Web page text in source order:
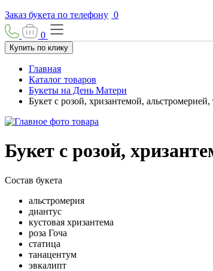
Заказ букета по телефону 0
0
Купить по клику
Главная
Каталог товаров
Букеты на День Матери
Букет с розой, хризантемой,
Букет с розой,
Состав букета
альстромерия
диантус
кустовая хризантема
роза Гоча
статица
танацентум
эвкалипт